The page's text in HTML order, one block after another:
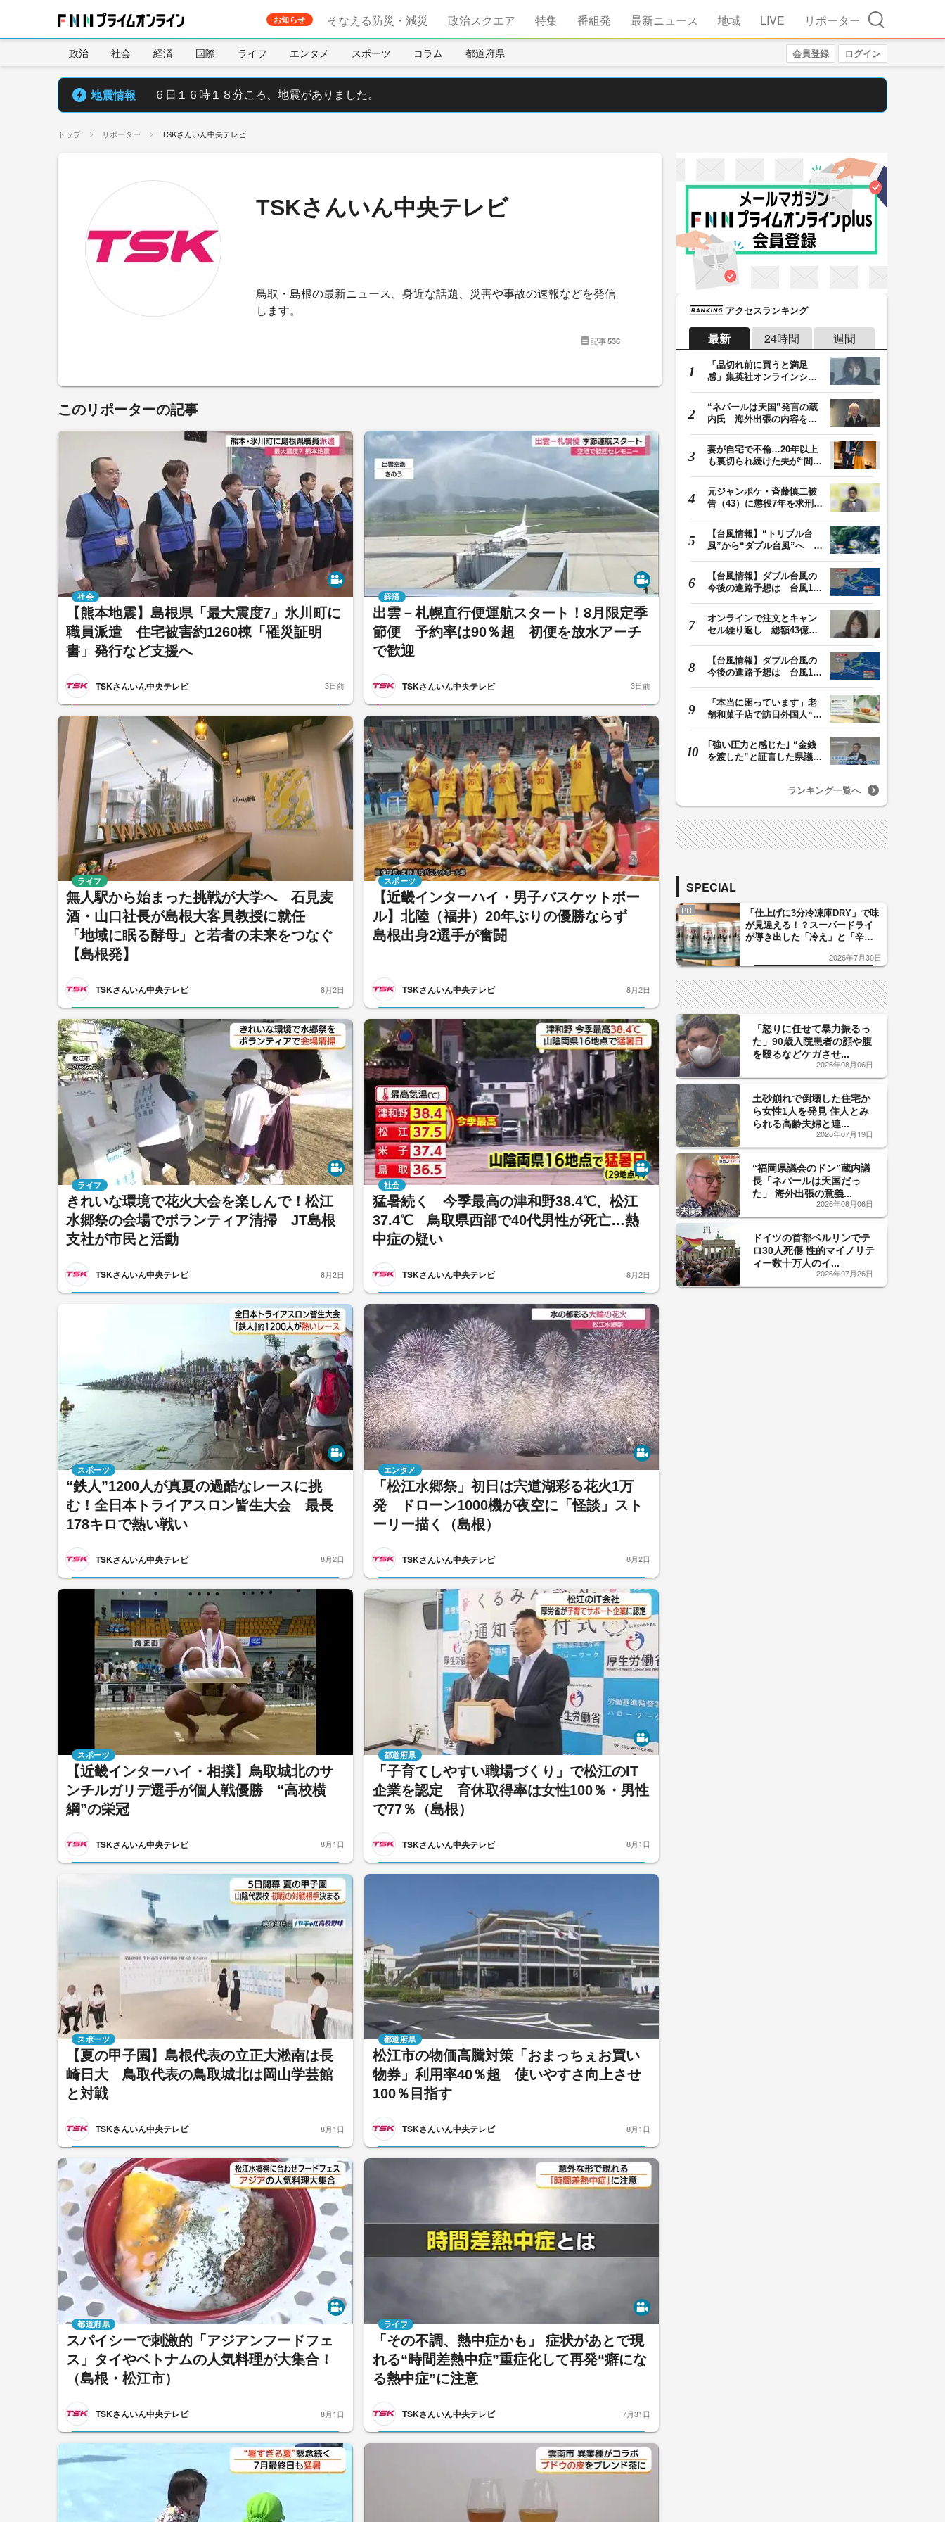
お知らせ そなえる防災・減災 政治スクエア 特集 番組発 最新ニュース 地域 LIVE リポーター 検索
政治 社会 経済 国際 ライフ エンタメ スポーツ コラム 都道府県 会員登録 ログイン
地震情報 ６日１６時１８分ころ、地震がありました。
トップ リポーター TSKさんいん中央テレビ
TSKさんいん中央テレビ
鳥取・島根の最新ニュース、身近な話題、災害や事故の速報などを発信
します。
記事536
このリポーターの記事
【熊本地震】島根県「最大震度7」氷川町に
職員派遣 住宅被害約1260棟「罹災証明
書」発行など支援へ
TSKさんいん中央テレビ
社会
3日前
出雲－札幌直行便運航スタート！8月限定季
節便 予約率は90％超 初便を放水アーチ
で歓迎
TSKさんいん中央テレビ
経済
3日前
無人駅から始まった挑戦が大学へ 石見麦
酒・山口社長が島根大客員教授に就任
「地域に眠る酵母」と若者の未来をつなぐ
【島根発】
TSKさんいん中央テレビ
ライフ
8月2日
【近畿インターハイ・男子バスケットボー
ル】北陸（福井）20年ぶりの優勝ならず
島根出身2選手が奮闘
TSKさんいん中央テレビ
スポーツ
8月2日
きれいな環境で花火大会を楽しんで！松江
水郷祭の会場でボランティア清掃 JT島根
支社が市民と活動
TSKさんいん中央テレビ
ライフ
8月2日
猛暑続く 今季最高の津和野38.4℃、松江
37.4℃ 鳥取県西部で40代男性が死亡…熱
中症の疑い
TSKさんいん中央テレビ
社会
8月2日
“鉄人”1200人が真夏の過酷なレースに挑
む！全日本トライアスロン皆生大会 最長
178キロで熱い戦い
TSKさんいん中央テレビ
スポーツ
8月2日
「松江水郷祭」初日は宍道湖彩る花火1万
発 ドローン1000機が夜空に「怪談」スト
ーリー描く（島根）
TSKさんいん中央テレビ
エンタメ
8月2日
【近畿インターハイ・相撲】鳥取城北のサ
ンチルガリデ選手が個人戦優勝 “高校横
綱”の栄冠
TSKさんいん中央テレビ
スポーツ
8月1日
「子育てしやすい職場づくり」で松江のIT
企業を認定 育休取得率は女性100％・男性
で77％（島根）
TSKさんいん中央テレビ
都道府県
8月1日
【夏の甲子園】島根代表の立正大淞南は長
崎日大 鳥取代表の鳥取城北は岡山学芸館
と対戦
TSKさんいん中央テレビ
スポーツ
8月1日
松江市の物価高騰対策「おまっちぇお買い
物券」利用率40％超 使いやすさ向上させ
100％目指す
TSKさんいん中央テレビ
都道府県
8月1日
スパイシーで刺激的「アジアンフードフェ
ス」タイやベトナムの人気料理が大集合！
（島根・松江市）
TSKさんいん中央テレビ
都道府県
8月1日
「その不調、熱中症かも」 症状があとで現
れる“時間差熱中症”重症化して再発“癖にな
る熱中症”に注意
TSKさんいん中央テレビ
ライフ
7月31日
アクセスランキング
最新 24時間 週間
「品切れ前に買うと満足
感」集英社オンラインショ
“ネパールは天国”発言の蔵
内氏 海外出張の内容を説
妻が自宅で不倫…20年以上
も裏切られ続けた夫が“間
元ジャンポケ・斉藤慎二被
告（43）に懲役7年を求刑
【台風情報】“トリプル台
風”から“ダブル台風”へ 13
【台風情報】ダブル台風の
今後の進路予想は 台風13
オンラインで注文とキャン
セル繰り返し 総額43億円
【台風情報】ダブル台風の
今後の進路予想は 台風13
「本当に困っています」老
舗和菓子店で訪日外国人“無
｢強い圧力と感じた｣ “金銭
を渡した”と証言した県議に
ランキング一覧へ
SPECIAL
PR
「仕上げに3分冷凍庫DRY」で味
が見違える！？スーパードライ
が導き出した「冷え」と「辛
した「辛口カーブ」が飲み頃の
2026年7月30日
「怒りに任せて暴力振るっ
た」90歳入院患者の顔や腹
を殴るなどケガさせ...
2026年08月06日
土砂崩れで倒壊した住宅か
ら女性1人を発見 住人とみ
られる高齢夫婦と連...
2026年07月19日
“福岡県議会のドン”蔵内議
長「ネパールは天国だっ
た」 海外出張の意義...
2026年08月06日
ドイツの首都ベルリンでテ
ロ30人死傷 性的マイノリテ
ィー数十万人のイ...
2026年07月26日